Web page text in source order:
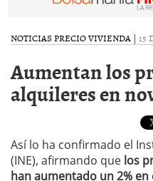
NOTICIAS PRECIO VIVIENDA | 15
Aumentan los
alquileres en
Así lo ha confirmado el
(INE), afirmando que los
han aumentado un 2%